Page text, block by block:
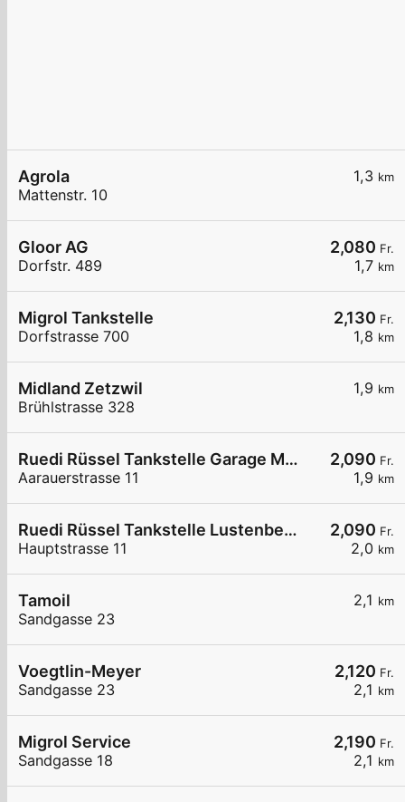
1,3 km
Agrola
Mattenstr. 10
2,080 Fr.
1,7 km
Gloor AG
Dorfstr. 489
2,130 Fr.
1,8 km
Migrol Tankstelle
Dorfstrasse 700
1,9 km
Midland Zetzwil
Brühlstrasse 328
2,090 Fr.
1,9 km
Ruedi Rüssel Tankstelle Garage M. Marano AG
Aarauerstrasse 11
2,090 Fr.
2,0 km
Ruedi Rüssel Tankstelle Lustenberger Landtechnik AG
Hauptstrasse 11
2,1 km
Tamoil
Sandgasse 23
2,120 Fr.
2,1 km
Voegtlin-Meyer
Sandgasse 23
2,190 Fr.
2,1 km
Migrol Service
Sandgasse 18